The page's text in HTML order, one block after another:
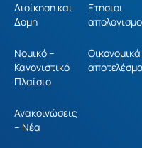
Διοίκηση και
Δομή
Νομικό –
Κανονιστικό
Πλαίσιο
Ανακοινώσεις
– Νέα
Ετήσιοι
Οικονομικά